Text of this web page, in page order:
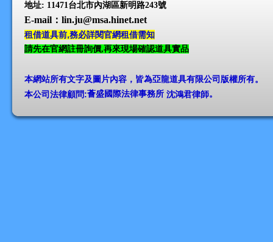
地址: 11471台北市內湖區新明路243號
E-mail ：lin.ju@msa.hinet.net
租借道具前,務必詳閱官網租借需知
請先在官網註冊詢價,再來現場確認道具實品
本網站所有文字及圖片內容，皆為亞龍道具有限公司版權所有。
本公司法律顧問:薈盛國際法律事務所 沈鴻君律師。